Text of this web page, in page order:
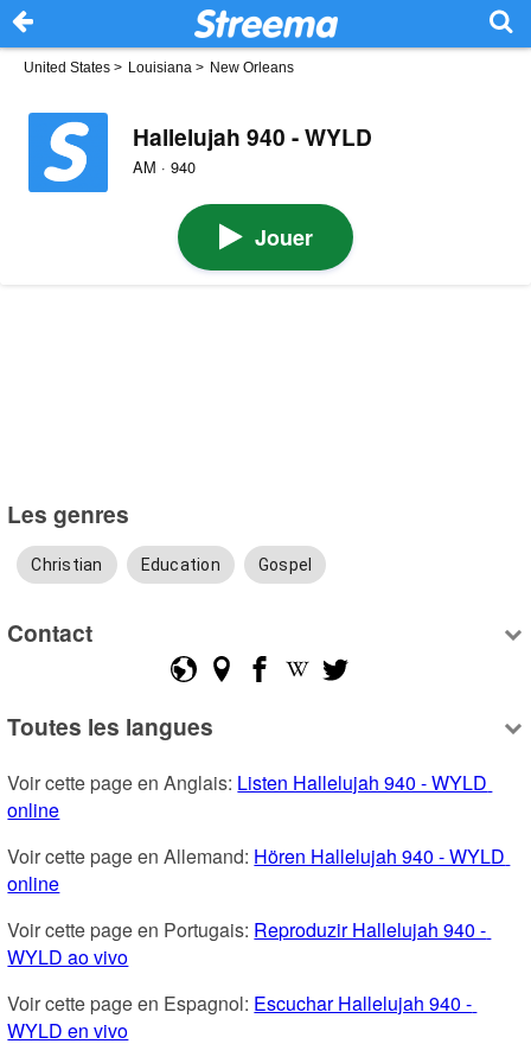
United States > Louisiana > New Orleans
Hallelujah 940 - WYLD
AM · 940
Jouer
Les genres
Christian Education Gospel
Contact
Toutes les langues
Voir cette page en Anglais: Listen Hallelujah 940 - WYLD
online
Voir cette page en Allemand: Hören Hallelujah 940 - WYLD
online
Voir cette page en Portugais: Reproduzir Hallelujah 940 -
WYLD ao vivo
Voir cette page en Espagnol: Escuchar Hallelujah 940 -
WYLD en vivo